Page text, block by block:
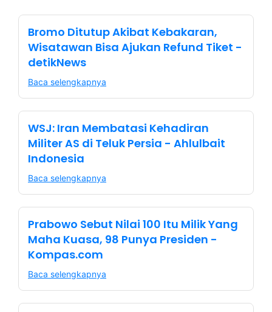
Bromo Ditutup Akibat Kebakaran,
Wisatawan Bisa Ajukan Refund Tiket -
detikNews
Baca selengkapnya
WSJ: Iran Membatasi Kehadiran
Militer AS di Teluk Persia - Ahlulbait
Indonesia
Baca selengkapnya
Prabowo Sebut Nilai 100 Itu Milik Yang
Maha Kuasa, 98 Punya Presiden -
Kompas.com
Baca selengkapnya